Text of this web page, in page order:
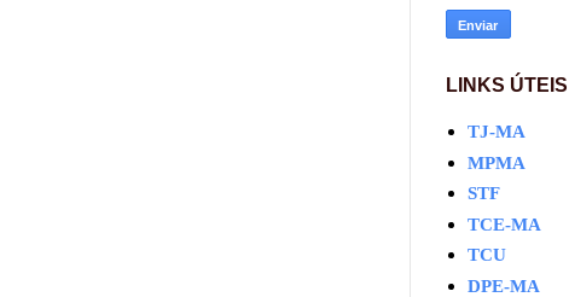
LINKS ÚTEIS
TJ-MA
MPMA
STF
TCE-MA
TCU
DPE-MA